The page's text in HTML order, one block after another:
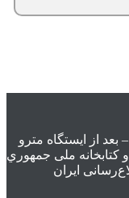
از ايستگاه مترو
كتابخانه ملی جمهوري
ایران